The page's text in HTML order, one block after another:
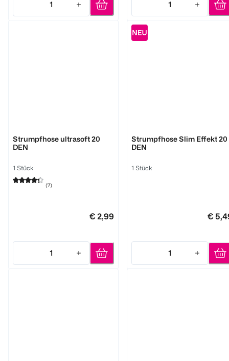
1
Quantity: 1
1
Quantity: 1
Strumpfhose ultrasoft 20
DEN
1 Stück
(7)
€ 2,99
1
Quantity: 1
Strumpfhose Slim Effekt 20
DEN
1 Stück
€
1
Quantity: 1